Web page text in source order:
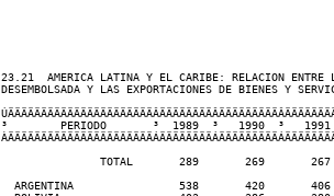
23.21  AMERICA LATINA Y EL CARIBE: RELACION ENTRE
DESEMBOLSADA Y LAS EXPORTACIONES DE BIENES Y
³        PERIODO       ³  1989  ³   1990  ³
TOTAL       289       269
ARGENTINA                538       420